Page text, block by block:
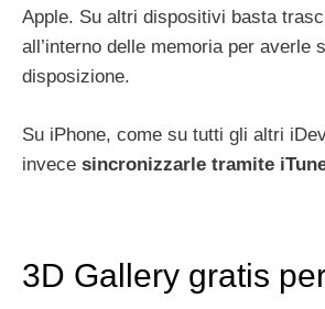
Apple. Su altri dispositivi basta
all’interno delle memoria per averle
disposizione.
Su iPhone, come su tutti gli altri
invece sincronizzarle tramite
3D Gallery gratis